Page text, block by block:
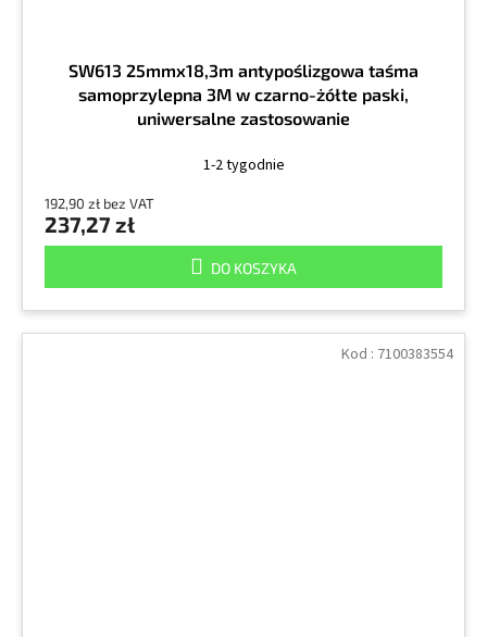
SW613 25mmx18,3m antypoślizgowa taśma
samoprzylepna 3M w czarno-żółte paski,
uniwersalne zastosowanie
1-2 tygodnie
192,90 zł bez VAT
237,27 zł
DO KOSZYKA
Kod : 7100383554